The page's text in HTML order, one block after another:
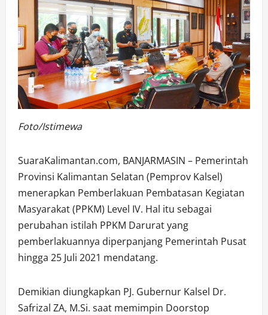
Foto/Istimewa
SuaraKalimantan.com, BANJARMASIN – Pemerintah
Provinsi Kalimantan Selatan (Pemprov Kalsel)
menerapkan Pemberlakuan Pembatasan Kegiatan
Masyarakat (PPKM) Level IV. Hal itu sebagai
perubahan istilah PPKM Darurat yang
pemberlakuannya diperpanjang Pemerintah Pusat
hingga 25 Juli 2021 mendatang.
Demikian diungkapkan PJ. Gubernur Kalsel Dr.
Safrizal ZA, M.Si. saat memimpin Doorstop